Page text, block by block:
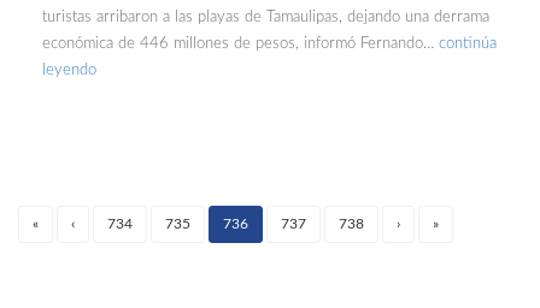
turistas arribaron a las playas de Tamaulipas, dejando una derrama
económica de 446 millones de pesos, informó Fernando… continúa
leyendo
« ‹ 734 735 736
(current)
737 738 › »